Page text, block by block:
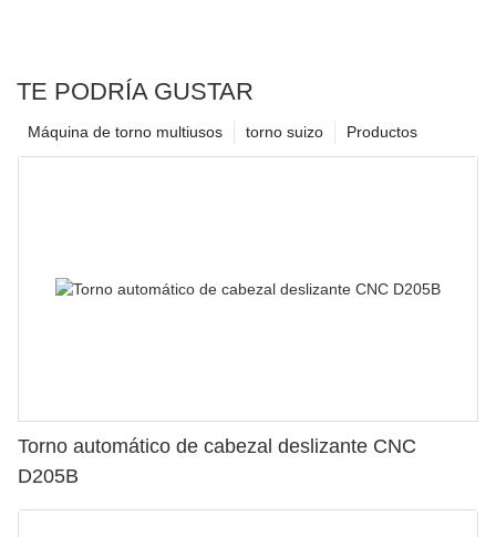
TE PODRÍA GUSTAR
Productos
torno suizo
Máquina de torno multiusos
Torno automático de cabezal deslizante CNC
D205B